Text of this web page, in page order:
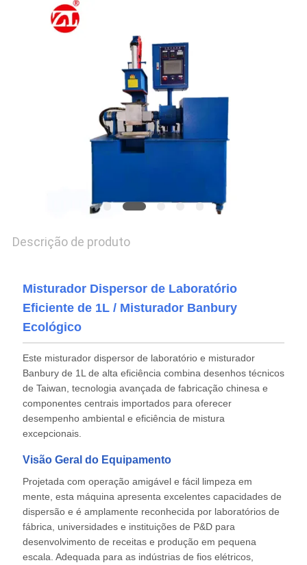
SHOW
Descrição de produto
Misturador Dispersor de Laboratório
Eficiente de 1L / Misturador Banbury
Ecológico
Este misturador dispersor de laboratório e misturador
Banbury de 1L de alta eficiência combina desenhos técnicos
de Taiwan, tecnologia avançada de fabricação chinesa e
componentes centrais importados para oferecer
desempenho ambiental e eficiência de mistura
excepcionais.
Visão Geral do Equipamento
Projetada com operação amigável e fácil limpeza em
mente, esta máquina apresenta excelentes capacidades de
dispersão e é amplamente reconhecida por laboratórios de
fábrica, universidades e instituições de P&D para
desenvolvimento de receitas e produção em pequena
escala. Adequada para as indústrias de fios elétricos,